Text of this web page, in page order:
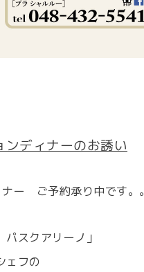
ディナーのお誘い
ナー
ご予約承り中です。。
スクアリーノ」
ェフの